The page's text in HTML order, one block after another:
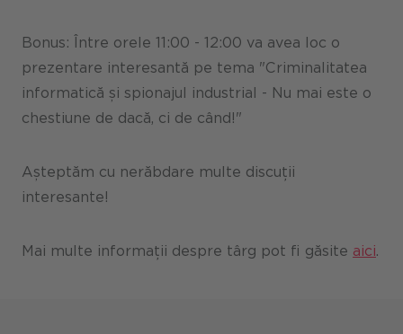
Bonus: Între orele 11:00 - 12:00 va avea loc o
prezentare interesantă pe tema "Criminalitatea
informatică și spionajul industrial - Nu mai este o
chestiune de dacă, ci de când!"
Așteptăm cu nerăbdare multe discuții
interesante!
Mai multe informații despre târg pot fi găsite aici.